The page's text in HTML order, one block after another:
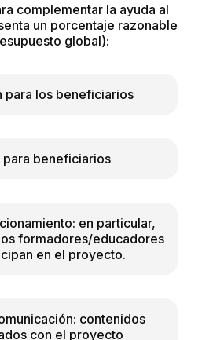
complementar la ayuda al
un porcentaje razonable
global):
para los beneficiarios
para beneficiarios
en particular,
formadores/educadores
en el proyecto.
contenidos
con el proyecto